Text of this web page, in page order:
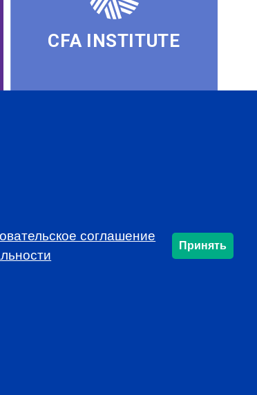
CFA INSTITUTE
SUBSCRIBE
соглашение
Принять